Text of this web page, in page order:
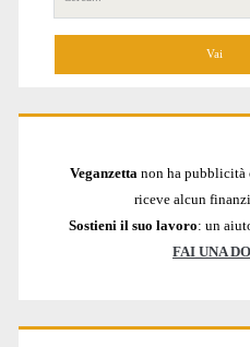
per:
Veganzetta non ha pubblicità
riceve alcun
Sostieni il suo lavoro: un
FAI UNA